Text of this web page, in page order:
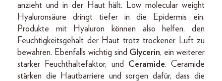
anzieht und in der Haut hält. Low molecular weight
Hyaluronsäure dringt tiefer in die Epidermis ein.
Produkte mit Hyaluron können also helfen, den
Feuchtigkeitsgehalt der Haut trotz trockener Luft zu
bewahren. Ebenfalls wichtig sind Glycerin, ein weiterer
starker Feuchthaltefaktor, und Ceramide. Ceramide
stärken die Hautbarriere und sorgen dafür, dass die